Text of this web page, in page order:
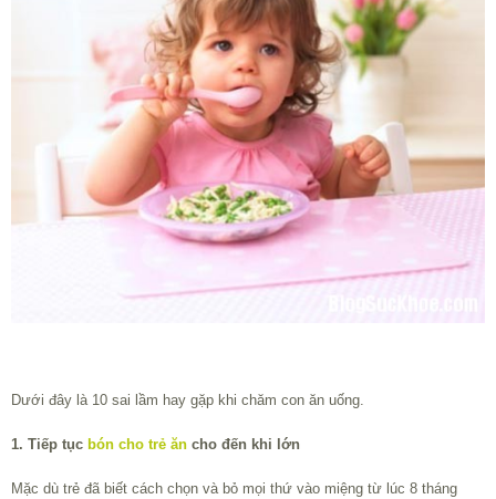
Dưới đây là 10 sai lầm hay gặp khi chăm con ăn uống.
1. Tiếp tục bón cho trẻ ăn cho đến khi lớn
Mặc dù trẻ đã biết cách chọn và bỏ mọi thứ vào miệng từ lúc 8 tháng